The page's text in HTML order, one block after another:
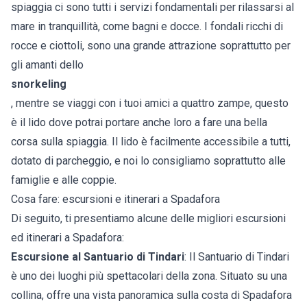
spiaggia ci sono tutti i servizi fondamentali per rilassarsi al
mare in tranquillità, come bagni e docce. I fondali ricchi di
rocce e ciottoli, sono una grande attrazione soprattutto per
gli amanti dello
snorkeling
, mentre se viaggi con i tuoi amici a quattro zampe, questo
è il lido dove potrai portare anche loro a fare una bella
corsa sulla spiaggia. Il lido è facilmente accessibile a tutti,
dotato di parcheggio, e noi lo consigliamo soprattutto alle
famiglie e alle coppie.
Cosa fare: escursioni e itinerari a Spadafora
Di seguito, ti presentiamo alcune delle migliori escursioni
ed itinerari a Spadafora:
Escursione al Santuario di Tindari: Il Santuario di Tindari
è uno dei luoghi più spettacolari della zona. Situato su una
collina, offre una vista panoramica sulla costa di Spadafora